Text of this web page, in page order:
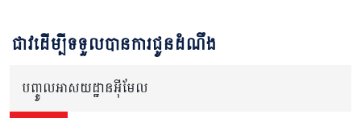
ជាវដើម្បីទទួលបានការជូនដំណឹង
បញ្ចូលអាសយដ្ឋានអ៊ីមែល